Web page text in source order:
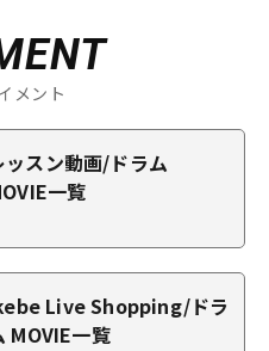
メント
ッスン動画/ドラム
一覧
Live Shopping/ドラ
MOVIE一覧